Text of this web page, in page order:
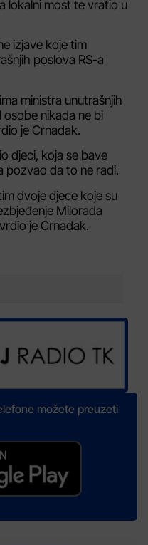
lokalni most te vratio u
izjave koje tim
poslova RS-a
ministra unutrašnjih
nikada ne bi
je Crnadak.
djeci, koja se bave
pozvao da to ne radi.
dvoje djece koje su
Milorada
je Crnadak.
možete preuzeti